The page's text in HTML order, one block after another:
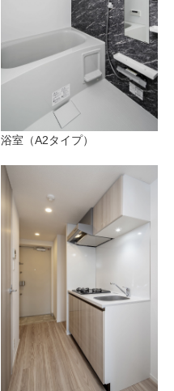
浴室（A2タイプ）